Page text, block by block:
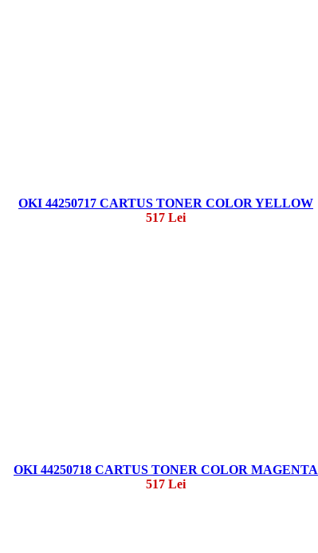
OKI 44250717 CARTUS TONER COLOR YELLOW
517 Lei
OKI 44250718 CARTUS TONER COLOR MAGENTA
517 Lei